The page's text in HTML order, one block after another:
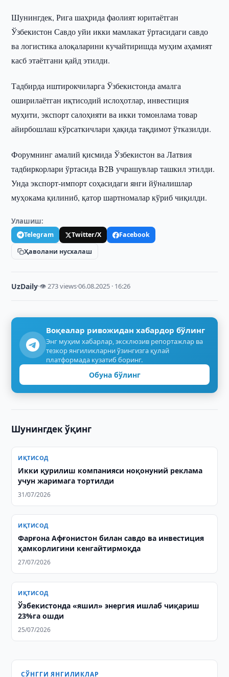
Шунингдек, Рига шаҳрида фаолият юритаётган
Ўзбекистон Савдо уйи икки мамлакат ўртасидаги савдо
ва логистика алоқаларини кучайтиришда муҳим аҳамият
касб этаётгани қайд этилди.
Тадбирда иштирокчиларга Ўзбекистонда амалга
оширилаётган иқтисодий ислоҳотлар, инвестиция
муҳити, экспорт салоҳияти ва икки томонлама товар
айирбошлаш кўрсаткичлари ҳақида тақдимот ўтказилди.
Форумнинг амалий қисмида Ўзбекистон ва Латвия
тадбиркорлари ўртасида B2B учрашувлар ташкил этилди.
Унда экспорт-импорт соҳасидаги янги йўналишлар
муҳокама қилиниб, қатор шартномалар кўриб чиқилди.
Улашиш:
Telegram Twitter/X
Facebook
Ҳаволани нусхалаш
UzDaily·👁 273 views·06.08.2025 · 16:26
Воқеалар ривожидан хабардор бўлинг
Энг муҳим хабарлар, эксклюзив репортажлар ва
тезкор янгиликларни ўзингизга қулай
платформада кузатиб боринг.
Обуна бўлинг
Шунингдек ўқинг
ИҚТИСОД
Икки қурилиш компанияси ноқонуний реклама
учун жаримага тортилди
31/07/2026
ИҚТИСОД
Фарғона Афғонистон билан савдо ва инвестиция
ҳамкорлигини кенгайтирмоқда
27/07/2026
ИҚТИСОД
Ўзбекистонда «яшил» энергия ишлаб чиқариш
23%га ошди
25/07/2026
СЎНГГИ ЯНГИЛИКЛАР